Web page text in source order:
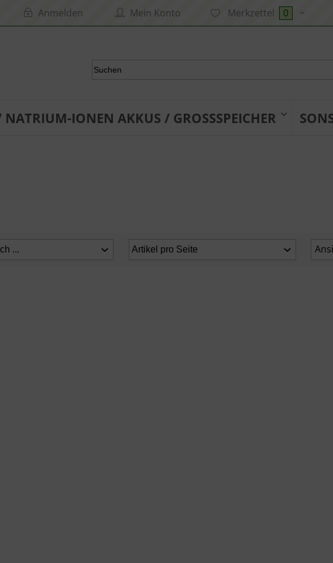
Anmelden Mein Konto Merkzettel 0
NATRIUM-IONEN AKKUS / GROSSSPEICHER